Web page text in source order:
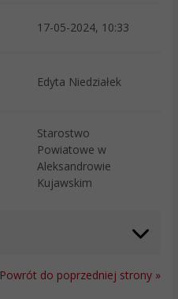
17-05-2024, 10:33
Edyta Niedziałek
Starostwo
Powiatowe w
Aleksandrowie
Kujawskim
Powrót do poprzedniej strony »